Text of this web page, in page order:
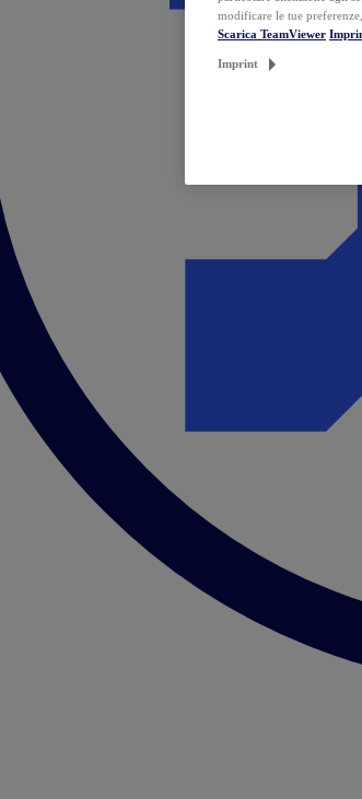
modificare le tue
Scarica TeamViewer
Imprint